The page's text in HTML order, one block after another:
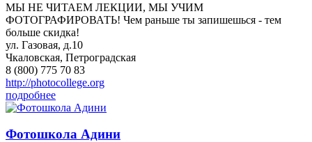
МЫ НЕ ЧИТАЕМ ЛЕКЦИИ, МЫ УЧИМ
ФОТОГРАФИРОВАТЬ! Чем раньше ты запишешься - тем
больше скидка!
ул. Газовая, д.10
Чкаловская, Петроградская
8 (800) 775 70 83
http://photocollege.org
подробнее
Фотошкола Адини